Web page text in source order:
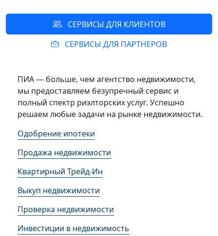
СЕРВИСЫ ДЛЯ КЛИЕНТОВ
СЕРВИСЫ ДЛЯ ПАРТНЕРОВ
ПИА — больше, чем агентство недвижимости,
мы предоставляем безупречный сервис и
полный спектр риэлторских услуг. Успешно
решаем любые задачи на рынке недвижимости.
Одобрение ипотеки
Продажа недвижимости
Квартирный Трейд-Ин
Выкуп недвижимости
Проверка недвижимости
Инвестиции в недвижимость